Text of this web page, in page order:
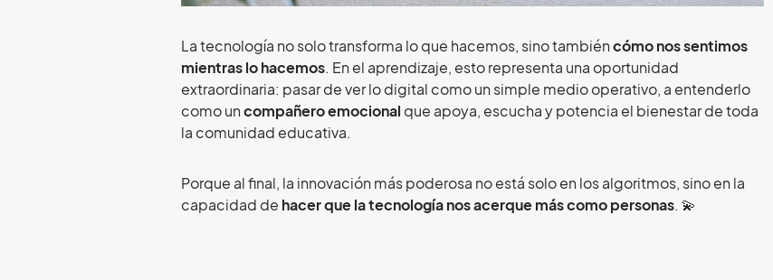
La tecnología no solo transforma lo que hacemos, sino tambiéncómo nos sentimos
mientras lo hacemos. En el aprendizaje, esto representa una oportunidad
extraordinaria: pasar de ver lo digital como un simple medio operativo, a entenderlo
como uncompañero emocional que apoya, escucha y potencia el bienestar de toda
la comunidad educativa.
Porque al final, la innovación más poderosa no está solo en los algoritmos, sino en la
capacidad de hacer que la tecnología nos acerque más como personas. 💫